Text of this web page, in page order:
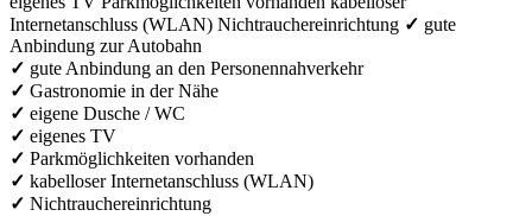
Internetanschluss (WLAN) Nichtrauchereinrichtung ✓ gute
Anbindung zur Autobahn
✓ gute Anbindung an den Personennahverkehr
✓ Gastronomie in der Nähe
✓ eigene Dusche / WC
✓ eigenes TV
✓ Parkmöglichkeiten vorhanden
✓ kabelloser Internetanschluss (WLAN)
✓ Nichtrauchereinrichtung